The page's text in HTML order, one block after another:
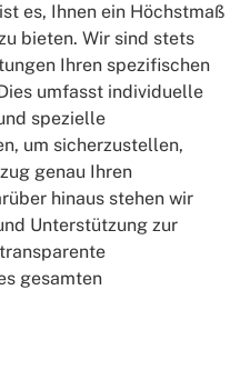
es, Ihnen ein Höchstmaß
bieten. Wir sind stets
Ihren spezifischen
umfasst individuelle
spezielle
um sicherzustellen,
genau Ihren
hinaus stehen wir
Unterstützung zur
gesamten